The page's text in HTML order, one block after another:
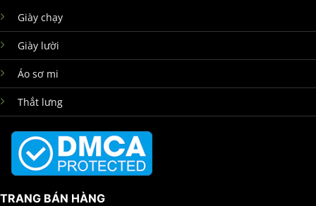
Giày chạy
Giày lười
Áo sơ mi
Thắt lưng
TRANG BÁN HÀNG